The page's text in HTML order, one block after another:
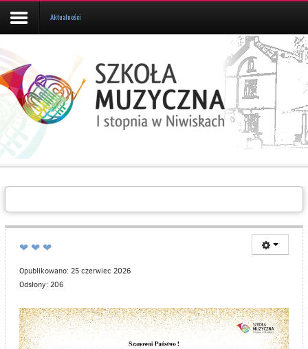
Aktualności
Kalendarz
UCZEŃ/RODZIC
Galeria
SZKOLE
Aktualności
❤ ❤ ❤
Opublikowano: 25 czerwiec 2026
Odsłony: 206